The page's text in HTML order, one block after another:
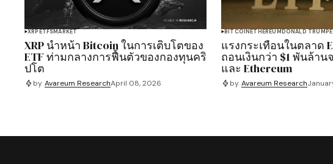
XRP ETFSMARKET
XRP นำหน้า Bitcoin ในการเติบโตของ
ETF ท่ามกลางการฟื้นตัวของกองทุนคริ
ปโต
by Avareum ResearchApril 08, 2026
BITCOIN ETHEREUM DONALD TRUMP
แรงกระเทือนในตลาด
ถอนเงินกว่า $1 พันล้าน
และ Ethereum
by Avareum Research